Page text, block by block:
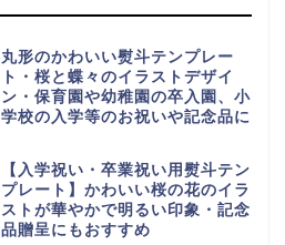
丸形のかわいい熨斗テンプレー
ト・桜と蝶々のイラストデザイ
ン・保育園や幼稚園の卒入園、小
学校の入学等のお祝いや記念品に
【入学祝い・卒業祝い用熨斗テン
プレート】かわいい桜の花のイラ
ストが華やかで明るい印象・記念
品贈呈にもおすすめ